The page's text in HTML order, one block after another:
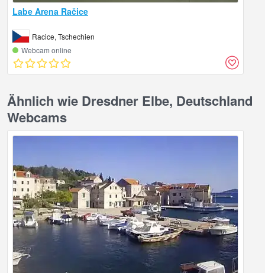
Labe Arena Račice
Racice, Tschechien
Webcam online
Ähnlich wie Dresdner Elbe, Deutschland
Webcams